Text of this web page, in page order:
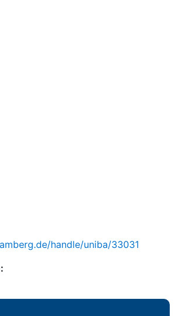
handle/uniba/33031